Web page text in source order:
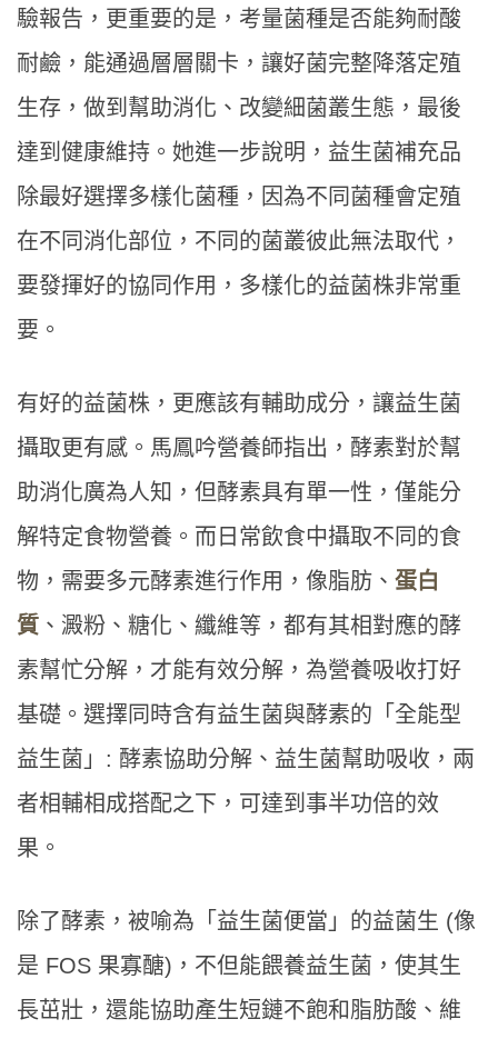
驗報告，更重要的是，考量菌種是否能夠耐酸
耐鹼，能通過層層關卡，讓好菌完整降落定殖
生存，做到幫助消化、改變細菌叢生態，最後
達到健康維持。她進一步說明，益生菌補充品
除最好選擇多樣化菌種，因為不同菌種會定殖
在不同消化部位，不同的菌叢彼此無法取代，
要發揮好的協同作用，多樣化的益菌株非常重
要。
有好的益菌株，更應該有輔助成分，讓益生菌
攝取更有感。馬鳳吟營養師指出，酵素對於幫
助消化廣為人知，但酵素具有單一性，僅能分
解特定食物營養。而日常飲食中攝取不同的食
物，需要多元酵素進行作用，像脂肪、 蛋白
質 、澱粉、糖化、纖維等，都有其相對應的酵
素幫忙分解，才能有效分解，為營養吸收打好
基礎。選擇同時含有益生菌與酵素的「全能型
益生菌」: 酵素協助分解、益生菌幫助吸收，兩
者相輔相成搭配之下，可達到事半功倍的效
果。
除了酵素，被喻為「益生菌便當」的益菌生 (像
是 FOS 果寡醣)，不但能餵養益生菌，使其生
長茁壯，還能協助產生短鏈不飽和脂肪酸、維